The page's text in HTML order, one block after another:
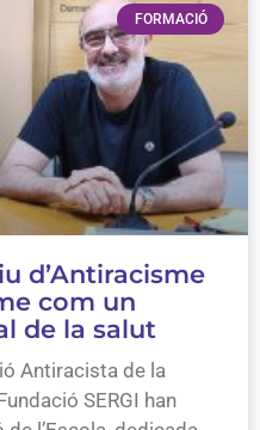
FORMACIÓ
d’Antiracisme
com un
de la salut
Antiracista de la
SERGI han